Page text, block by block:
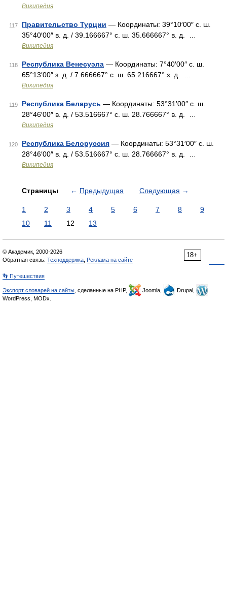
Википедия
117 Правительство Турции — Координаты: 39°10′00″ с. ш.
35°40′00″ в. д. / 39.166667° с. ш. 35.666667° в. д. …
Википедия
118 Республика Венесуэла — Координаты: 7°40′00″ с. ш.
65°13′00″ з. д. / 7.666667° с. ш. 65.216667° з. д. …
Википедия
119 Республика Беларусь — Координаты: 53°31′00″ с. ш.
28°46′00″ в. д. / 53.516667° с. ш. 28.766667° в. д. …
Википедия
120 Республика Белоруссия — Координаты: 53°31′00″ с. ш.
28°46′00″ в. д. / 53.516667° с. ш. 28.766667° в. д. …
Википедия
Страницы ← Предыдущая Следующая →
1 2 3 4 5 6 7 8
9
10
11 12 13
18+
© Академик, 2000-2026
Обратная связь: Техподдержка Реклама на сайте
👣 Путешествия
Экспорт словарей на сайты , сделанные на PHP, Joomla,
Drupal,
WordPress, MODx.